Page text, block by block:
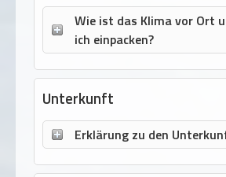
Wie ist das Klima vor Ort
ich einpacken?
Unterkunft
Erklärung zu den